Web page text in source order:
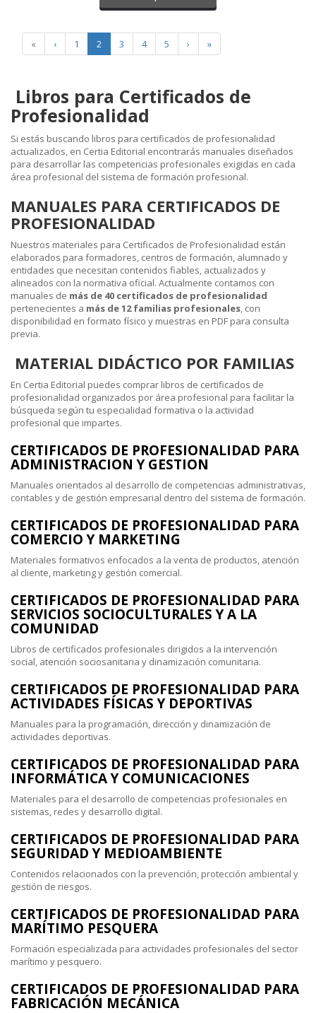
« ‹ 1 2 3 4 5 › »
Libros para Certificados de
Profesionalidad
Si estás buscando libros para certificados de profesionalidad
actualizados, en Certia Editorial encontrarás manuales diseñados
para desarrollar las competencias profesionales exigidas en cada
área profesional del sistema de formación profesional.
MANUALES PARA CERTIFICADOS DE
PROFESIONALIDAD
Nuestros materiales para Certificados de Profesionalidad están
elaborados para formadores, centros de formación, alumnado y
entidades que necesitan contenidos fiables, actualizados y
alineados con la normativa oficial. Actualmente contamos con
manuales de más de 40 certificados de profesionalidad
pertenecientes a más de 12 familias profesionales, con
disponibilidad en formato físico y muestras en PDF para consulta
previa.
MATERIAL DIDÁCTICO POR FAMILIAS
En Certia Editorial puedes comprar libros de certificados de
profesionalidad organizados por área profesional para facilitar la
búsqueda según tu especialidad formativa o la actividad
profesional que impartes.
CERTIFICADOS DE PROFESIONALIDAD PARA
ADMINISTRACION Y GESTION
Manuales orientados al desarrollo de competencias administrativas,
contables y de gestión empresarial dentro del sistema de formación.
CERTIFICADOS DE PROFESIONALIDAD PARA
COMERCIO Y MARKETING
Materiales formativos enfocados a la venta de productos, atención
al cliente, marketing y gestión comercial.
CERTIFICADOS DE PROFESIONALIDAD PARA
SERVICIOS SOCIOCULTURALES Y A LA
COMUNIDAD
Libros de certificados profesionales dirigidos a la intervención
social, atención sociosanitaria y dinamización comunitaria.
CERTIFICADOS DE PROFESIONALIDAD PARA
ACTIVIDADES FÍSICAS Y DEPORTIVAS
Manuales para la programación, dirección y dinamización de
actividades deportivas.
CERTIFICADOS DE PROFESIONALIDAD PARA
INFORMÁTICA Y COMUNICACIONES
Materiales para el desarrollo de competencias profesionales en
sistemas, redes y desarrollo digital.
CERTIFICADOS DE PROFESIONALIDAD PARA
SEGURIDAD Y MEDIOAMBIENTE
Contenidos relacionados con la prevención, protección ambiental y
gestión de riesgos.
CERTIFICADOS DE PROFESIONALIDAD PARA
MARÍTIMO PESQUERA
Formación especializada para actividades profesionales del sector
marítimo y pesquero.
CERTIFICADOS DE PROFESIONALIDAD PARA
FABRICACIÓN MECÁNICA